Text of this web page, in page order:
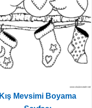
Kış Mevsimi Boyama